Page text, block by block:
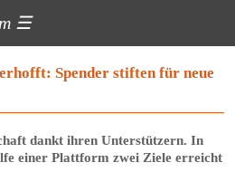
☰
Spender stiften für neue
dankt ihren Unterstützern. In
einer Plattform zwei Ziele erreicht